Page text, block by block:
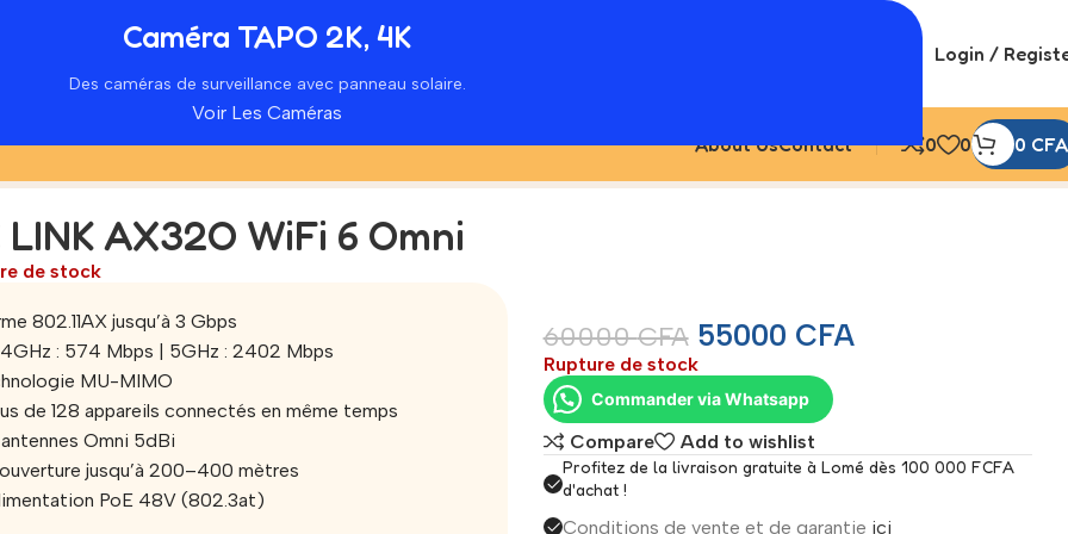
Caméra TAPO 2K, 4K
Des caméras de surveillance avec panneau solaire.
Voir Les Caméras
Login /
About UsContact 0 0 0 CFA
LINK AX32O WiFi 6 Omni
de stock
802.11AX jusqu’à 3 Gbps
: 574 Mbps | 5GHz : 2402 Mbps
MU-MIMO
de 128 appareils connectés en même temps
Omni 5dBi
jusqu’à 200–400 mètres
PoE 48V (802.3at)
60000CFA 55000 CFA
Rupture de stock
Commander via Whatsapp
Compare Add to wishlist
Profitez de la livraison gratuite à Lomé dès 100 000 FCFA
d'achat !
Conditions de vente et de garantie ici